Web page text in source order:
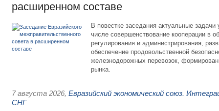
расширенном составе
В повестке заседания актуальные задачи
числе совершенствование кооперации в
регулирования и администрирования,
обеспечение продовольственной
железнодорожных перевозок,
рынка.
7 августа 2026, Евразийский экономический союз.
СНГ